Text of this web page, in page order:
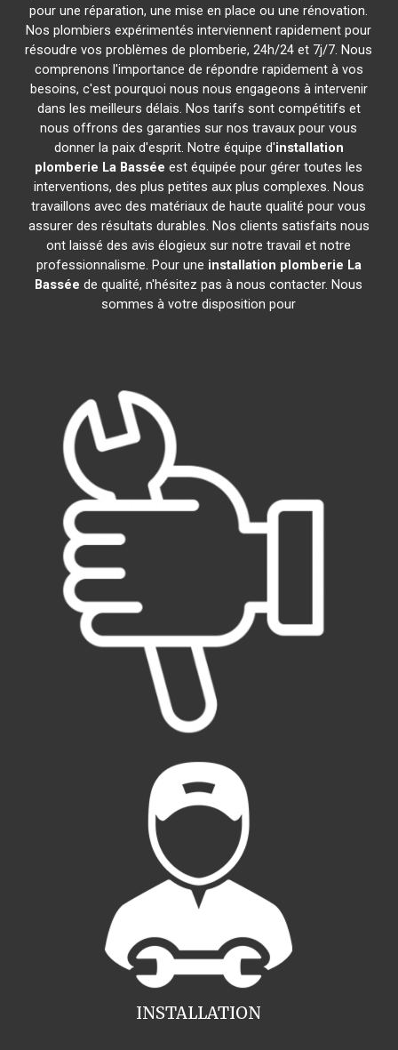
pour une réparation, une mise en place ou une rénovation.
Nos plombiers expérimentés interviennent rapidement pour
résoudre vos problèmes de plomberie, 24h/24 et 7j/7. Nous
comprenons l'importance de répondre rapidement à vos
besoins, c'est pourquoi nous nous engageons à intervenir
dans les meilleurs délais. Nos tarifs sont compétitifs et
nous offrons des garanties sur nos travaux pour vous
donner la paix d'esprit. Notre équipe d'installation
plomberie La Bassée est équipée pour gérer toutes les
interventions, des plus petites aux plus complexes. Nous
travaillons avec des matériaux de haute qualité pour vous
assurer des résultats durables. Nos clients satisfaits nous
ont laissé des avis élogieux sur notre travail et notre
professionnalisme. Pour une installation plomberie La
Bassée de qualité, n'hésitez pas à nous contacter. Nous
sommes à votre disposition pour
INSTALLATION